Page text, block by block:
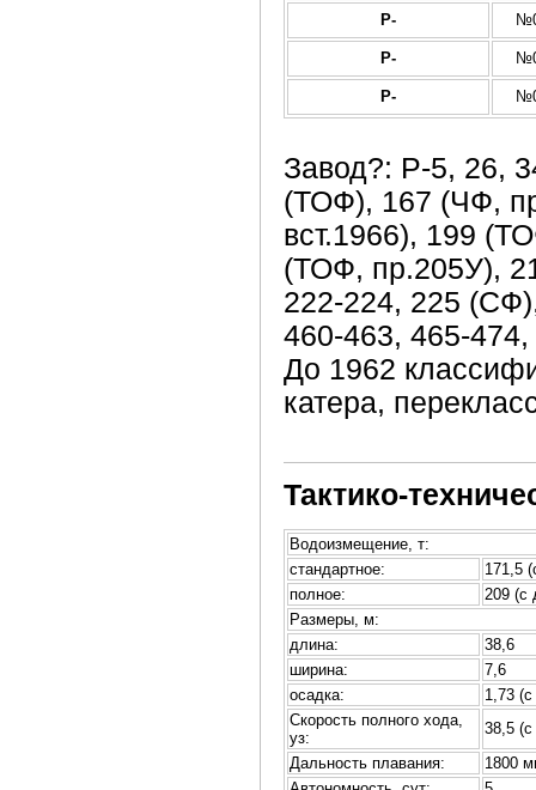
Р-
Р-
Р-
Завод?: Р-5, 26,
(ТОФ), 167 (ЧФ,
вст.1966), 199
(ТОФ, пр.205У),
222-224, 225
460-463, 465-
До 1962
катера,
Тактико-
Водоизмещение, т:
стандартное:
171,5
полное:
209 (с
Размеры, м:
длина:
38,6
ширина:
7,6
осадка:
1,73
Скорость полного хода,
уз:
38,5
Дальность плавания:
1800